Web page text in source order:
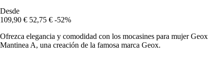
Desde
109,90 € 52,75 € -52%
Ofrezca elegancia y comodidad con los mocasines para mujer Geox
Mantinea A, una creación de la famosa marca Geox.